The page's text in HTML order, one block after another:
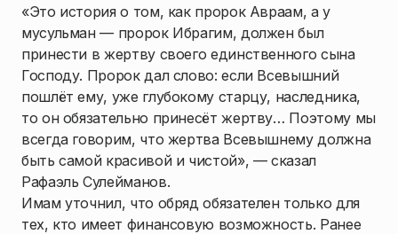
«Это история о том, как пророк Авраам, а у
мусульман — пророк Ибрагим, должен был
принести в жертву своего единственного сына
Господу. Пророк дал слово: если Всевышний
пошлёт ему, уже глубокому старцу, наследника,
то он обязательно принесёт жертву… Поэтому мы
всегда говорим, что жертва Всевышнему должна
быть самой красивой и чистой», — сказал
Рафаэль Сулейманов.
Имам уточнил, что обряд обязателен только для
тех, кто имеет финансовую возможность. Ранее